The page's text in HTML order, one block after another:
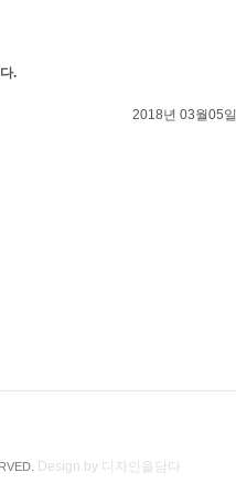
.
2018년 03월05
Design by 디자인을담다